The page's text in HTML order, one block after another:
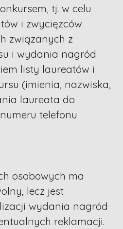
tj. w celu
i zwycięzców
związanych z
i wydania nagród
listy laureatów i
(imienia, nazwiska,
laureata do
telefonu
osobowych ma
lecz jest
wydania nagród
reklamacji.